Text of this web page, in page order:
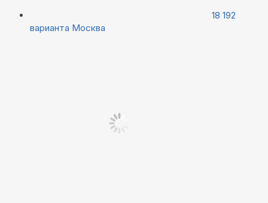
18 192
варианта Москва